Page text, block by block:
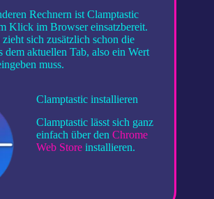
Rechnern ist Clamptastic
Klick im Browser einsatzbereit.
sich zusätzlich schon die
dem aktuellen Tab, also ein Wert
muss.
Clamptastic installieren
Clamptastic lässt sich ganz
einfach über den Chrome
Web Store installieren.